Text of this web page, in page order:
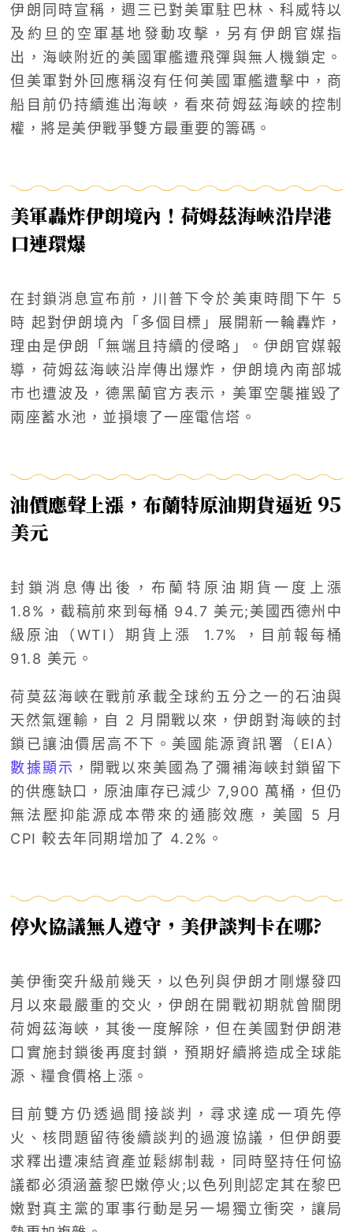
伊朗同時宣稱，週三已對美軍駐巴林、科威特以
及約旦的空軍基地發動攻擊，另有伊朗官媒指
出，海峽附近的美國軍艦遭飛彈與無人機鎖定。
但美軍對外回應稱沒有任何美國軍艦遭擊中，商
船目前仍持續進出海峽，看來荷姆茲海峽的控制
權，將是美伊戰爭雙方最重要的籌碼。
美軍轟炸伊朗境內！荷姆茲海峽沿岸港
口連環爆
在封鎖消息宣布前，川普下令於美東時間下午 5
時 起對伊朗境內「多個目標」展開新一輪轟炸，
理由是伊朗「無端且持續的侵略」。伊朗官媒報
導，荷姆茲海峽沿岸傳出爆炸，伊朗境內南部城
市也遭波及，德黑蘭官方表示，美軍空襲摧毀了
兩座蓄水池，並損壞了一座電信塔。
油價應聲上漲，布蘭特原油期貨逼近 95
美元
封鎖消息傳出後，布蘭特原油期貨一度上漲
1.8%，截稿前來到每桶 94.7 美元;美國西德州中
級原油（WTI）期貨上漲 1.7% ，目前報每桶
91.8 美元。
荷莫茲海峽在戰前承載全球約五分之一的石油與
天然氣運輸，自 2 月開戰以來，伊朗對海峽的封
鎖已讓油價居高不下。美國能源資訊署（EIA）
數據顯示 ，開戰以來美國為了彌補海峽封鎖留下
的供應缺口，原油庫存已減少 7,900 萬桶，但仍
無法壓抑能源成本帶來的通膨效應，美國 5 月
CPI 較去年同期增加了 4.2%。
停火協議無人遵守，美伊談判卡在哪?
美伊衝突升級前幾天，以色列與伊朗才剛爆發四
月以來最嚴重的交火，伊朗在開戰初期就曾關閉
荷姆茲海峽，其後一度解除，但在美國對伊朗港
口實施封鎖後再度封鎖，預期好續將造成全球能
源、糧食價格上漲。
目前雙方仍透過間接談判，尋求達成一項先停
火、核問題留待後續談判的過渡協議，但伊朗要
求釋出遭凍結資產並鬆綁制裁，同時堅持任何協
議都必須涵蓋黎巴嫩停火;以色列則認定其在黎巴
嫩對真主黨的軍事行動是另一場獨立衝突，讓局